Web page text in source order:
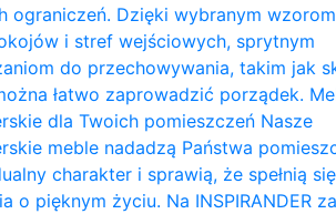
ograniczeń. Dzięki wybranym
i stref wejściowych, sprytnym
do przechowywania, takim jak
łatwo zaprowadzić porządek.
dla Twoich pomieszczeń Nasze
meble nadadzą Państwa
charakter i sprawią, że spełnią
o pięknym życiu. Na INSPIRANDER